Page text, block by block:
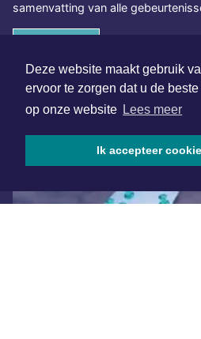
Deze website maakt gebruik
ervoor te zorgen dat u de
op onze website Lees meer
Ik accepteer
samenvatting van alle
ONLINE DAGBLADEN